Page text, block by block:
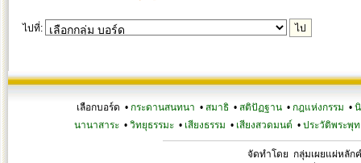
ไปที่:
เลือกบอร์ด • กระดานสนทนา • สมาธิ • สติปัฏฐาน • กฎแห่งกรรม •
นานาสาระ• วิทยุธรรมะ• เสียงธรรม • เสียงสวดมนต์ • ประวัติพระพุท
จัดทำโดย กลุ่มเผยแผ่หลัก